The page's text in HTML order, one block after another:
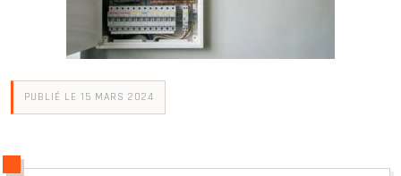
PUBLIÉ LE 15 MARS 2024